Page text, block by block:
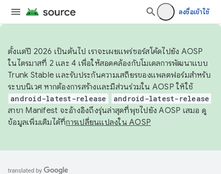
ลงชื่อเข้าใช้
ตั้งแต่ปี 2026 เป็นต้นไป เราจะเผยแพร่ซอร์สโค้ดไปยัง AOSP
ในไตรมาสที่ 2 และ 4 เพื่อให้สอดคล้องกับโมเดลการพัฒนาแบบ
Trunk Stable และรับประกันความเสถียรของแพลตฟอร์มสำหรับ
ระบบนิเวศ หากต้องการสร้างและมีส่วนร่วมใน AOSP ให้ใช้
android-latest-release android-latest-release
สาขา Manifest จะอ้างอิงถึงรุ่นล่าสุดที่พุชไปยัง AOSP เสมอ ดู
ข้อมูลเพิ่มเติมได้ที่การเปลี่ยนแปลงใน AOSP